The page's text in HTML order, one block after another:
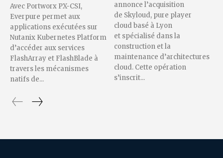
Avec Portworx PX-CSI,
Everpure permet aux
applications exécutées sur
Nutanix Kubernetes Platform
d’accéder aux services
FlashArray et FlashBlade à
travers les mécanismes
natifs de...
annonce l’acquisition
de Skyloud, pure player
cloud basé à Lyon
et spécialisé dans la
construction et la
maintenance d’architectures
cloud. Cette opération
s’inscrit...